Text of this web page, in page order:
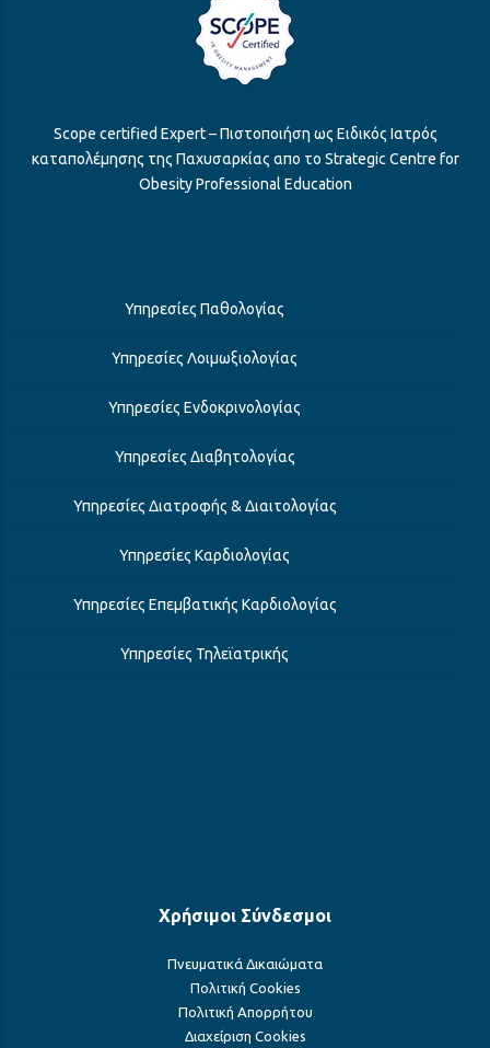
Scope certified Expert – Πιστοποιήση ως Ειδικός Iατρός
καταπολέμησης της Παχυσαρκίας απο το Strategic Centre for
Obesity Professional Education
Υπηρεσίες Παθολογίας
Υπηρεσίες Λοιμωξιολογίας
Υπηρεσίες Ενδοκρινολογίας
Υπηρεσίες Διαβητολογίας
Υπηρεσίες Διατροφής & Διαιτολογίας
Υπηρεσίες Καρδιολογίας
Υπηρεσίες Επεμβατικής Καρδιολογίας
Υπηρεσίες Τηλεϊατρικής
Χρήσιμοι Σύνδεσμοι
Πνευματικά Δικαιώματα
Πολιτική Cookies
Πολιτική Απορρήτου
Διαχείριση Cookies